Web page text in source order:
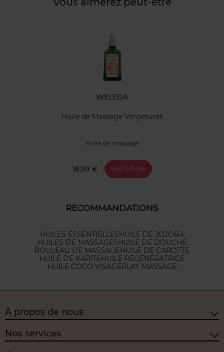
WELEDA
Huile de Massage Vergetures
Huile de massage
18,99 € Voir la fiche
RECOMMANDATIONS
HUILES ESSENTIELLESHUILE DE JOJOBA
HUILES DE MASSAGESHUILE DE DOUCHE
ROULEAU DE MASSAGEHUILE DE CAROTTE
HUILE DE KARITEHUILE RÉGÉNÉRATRICE
HUILE COCO VISAGEPLAY MASSAGE
À propos de nous
Nos services